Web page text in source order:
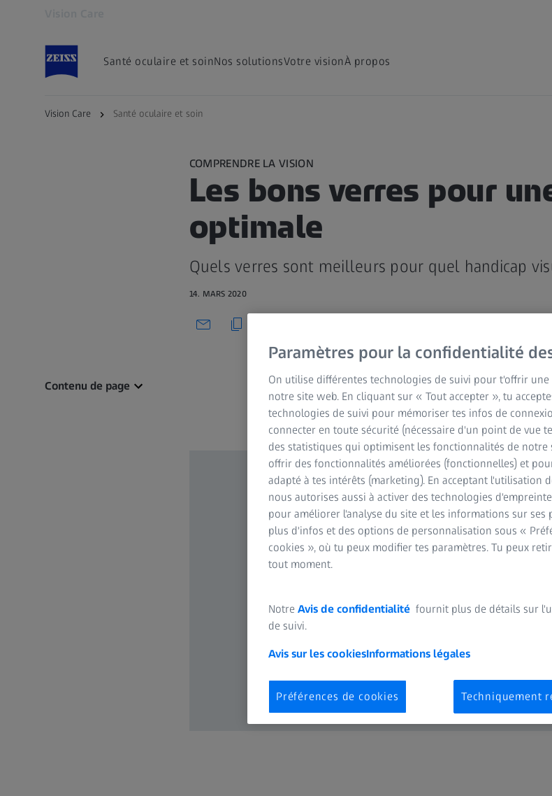
Santé oculaire et soinNos solutionsVotre visionÀ propos
Vision Care Santé oculaire et soin
COMPRENDRE LA VISION
Les bons verres pour
optimale
Quels verres sont meilleurs pour quel handicap
14. MARS 2020
Contenu de page
Paramètres pour la confidentialité
On utilise différentes technologies de suivi pour t'offrir
notre site web. En cliquant sur « Tout accepter », tu
technologies de suivi pour mémoriser tes infos de
connecter en toute sécurité (nécessaire d'un point de vue
des statistiques qui optimisent les fonctionnalités de notre
offrir des fonctionnalités améliorées (fonctionnelles) et
adapté à tes intérêts (marketing). En acceptant l'utilisation
nous autorises aussi à activer des technologies
pour améliorer l'analyse du site et les informations sur ses
plus d'infos et des options de personnalisation sous «
cookies », où tu peux modifier tes paramètres. Tu peux
tout moment.
Notre Avis de confidentialité fournit plus de détails sur
de suivi.
Avis sur les cookiesInformations légales
Préférences de cookies Techniquement